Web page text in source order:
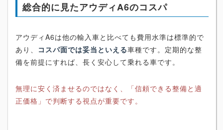
総合的に見たアウディA6のコスパ
アウディA6は他の輸入車と比べても費用水準は標準的で
あり、 コスパ面では妥当といえる車種です。定期的な整
備を前提にすれば、長く安心して乗れる車です。
無理に安く済ませるのではなく、「信頼できる整備と適
正価格」で判断する視点が重要です。